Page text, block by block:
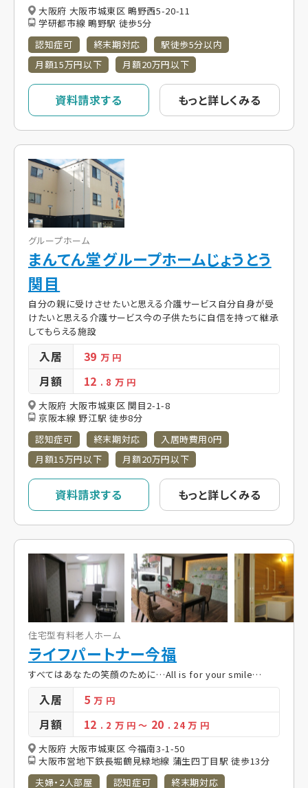
大阪府 大阪市城東区 鴫野西5-20-11
学研都市線 鴫野駅 徒歩5分
認知症可
終末期対応
駅徒歩5分以内
月額15万円以下
月額20万円以下
資料請求する もっと詳しくみる
グループホーム
まんてん堂グループホームじょうとう
関目
自分の親に受けさせたいと思える介護サービス自分自身が受
けたいと思える介護サービス今の子供たちに自信を持って継承
してもらえる施設
入居 39万 円
月額 12 . 8 万 円
大阪府 大阪市城東区 関目2-1-8
京阪本線 野江駅 徒歩8分
認知症可
終末期対応
入居時費用0円
月額15万円以下
月額20万円以下
資料請求する もっと詳しくみる
住宅型有料老人ホーム
ライフパートナー今福
すべてはあなたの笑顔のために…All is for your smile…
入居 5万 円
月額 12 . 2 万 円～ 20 . 24万 円
大阪府 大阪市城東区 今福南3-1-50
大阪市営地下鉄長堀鶴見緑地線 蒲生四丁目駅 徒歩13分
夫婦・2人部屋
認知症可
終末期対応